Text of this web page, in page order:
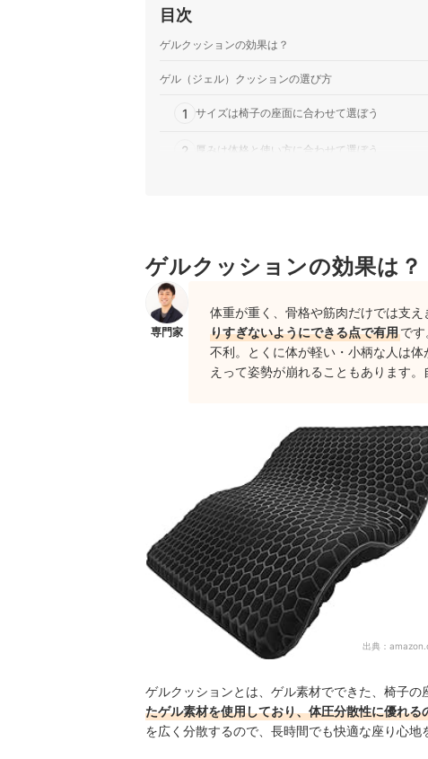
目次
ゲルクッションの効果は？
ゲル（ジェル）クッションの選び方
1 サイズは椅子の座面に合わせて選ぼう
2 厚みは体格と使い方に合わせて選ぼう
ゲル（ジェル）クッション全9商品おすすめ人気ランキ
ゲルクッションは腰痛を悪化させる？「効果なし」とい
夏でも蒸れない？通気性のチェックポイントは？
ゲルクッションのお手入れ・寿命は？
ゲル（ジェル）クッションの売れ筋ランキングもチェ
ゲルクッションの効果は？
専門家
体重が重く、骨格や筋肉だけでは支え
りすぎないようにできる点で有用で
不利。とくに体が軽い・小柄な人は
えって姿勢が崩れることもあります
出典：
ゲルクッションとは、ゲル素材でできた、椅子の
たゲル素材を使用しており、体圧分散性に優れる
を広く分散するので、長時間でも快適な座り心地